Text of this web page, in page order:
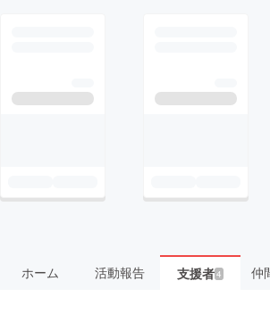
ホーム 活動報告 支援者4 仲